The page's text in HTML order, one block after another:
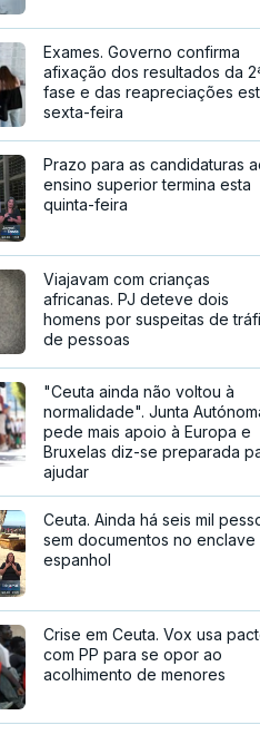
Exames. Governo confirma
afixação dos resultados da
fase e das reapreciações
sexta-feira
Prazo para as candidaturas
ensino superior termina esta
quinta-feira
Viajavam com crianças
africanas. PJ deteve dois
homens por suspeitas de
de pessoas
"Ceuta ainda não voltou à
normalidade". Junta
pede mais apoio à Europa e
Bruxelas diz-se preparada
ajudar
Ceuta. Ainda há seis mil
sem documentos no enclave
espanhol
Crise em Ceuta. Vox usa
com PP para se opor ao
acolhimento de menores